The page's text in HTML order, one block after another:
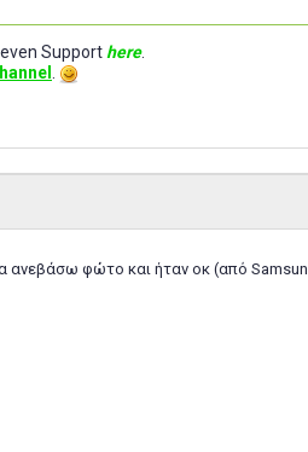
Supporthere.
.
ανεβάσω φώτο και ήταν οκ (από